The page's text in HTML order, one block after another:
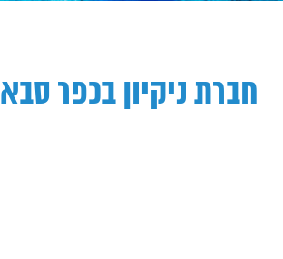
חברת ניקיון בכפר סבא